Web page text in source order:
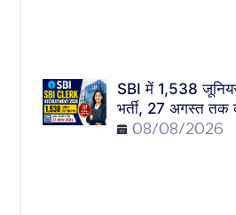
SBI में 1,538 जूनियर
भर्ती, 27 अगस्त
08/08/2026